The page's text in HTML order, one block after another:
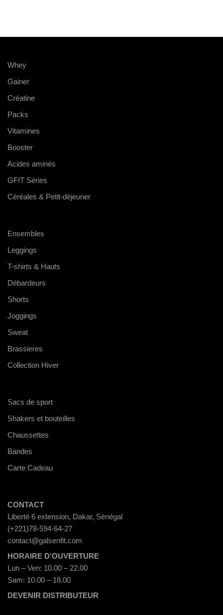
Whey
Gainer
Créatine
Packs
Vitamines
Booster
Acides aminés
GFIT Séries
Céréales & Petit-déjeuner
Ensembles
Leggings
T-shirts & Hauts
Débardeurs
Shorts
Joggings
Sweat
Brassieres
Collection Hiver
Sacs de sport
Shakers et bouteilles
Chaussettes
Bandes
Carte Cadeau
CONTACT
Liberté 6 extension, Dakar, Sénégal
(+221)78-594-64-27
contact@galsenfit.com
HORAIRE D'OUVERTURE
Lun – Ven: 10.00 – 22.00
Sam: 10.00 – 18.00
DEVENIR DISTRIBUTEUR